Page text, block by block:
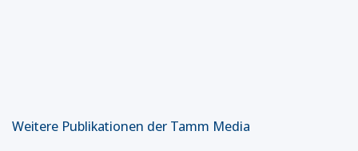
Weitere Publikationen der Tamm Media